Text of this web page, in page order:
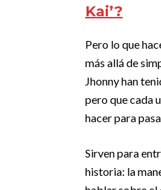
Kai’?
Pero lo que
más allá de
Jhonny han
pero que cada
hacer para
Sirven para
historia: la